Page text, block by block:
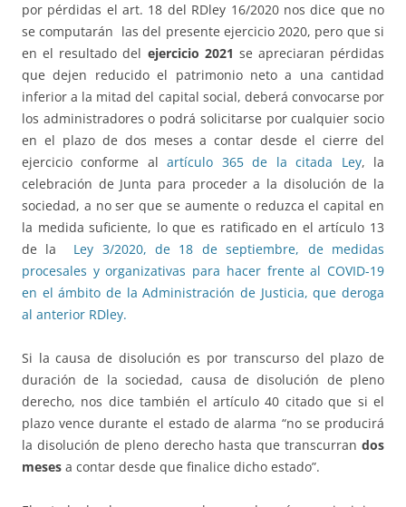
por pérdidas el art. 18 del RDley 16/2020 nos dice que no
se computarán las del presente ejercicio 2020, pero que si
en el resultado del ejercicio 2021 se apreciaran pérdidas
que dejen reducido el patrimonio neto a una cantidad
inferior a la mitad del capital social, deberá convocarse por
los administradores o podrá solicitarse por cualquier socio
en el plazo de dos meses a contar desde el cierre del
ejercicio conforme alartículo 365 de la citada Ley, la
celebración de Junta para proceder a la disolución de la
sociedad, a no ser que se aumente o reduzca el capital en
la medida suficiente, lo que es ratificado en el artículo 13
de la Ley 3/2020, de 18 de septiembre, de medidas
procesales y organizativas para hacer frente al COVID-19
en el ámbito de la Administración de Justicia, que deroga
al anterior RDley.
Si la causa de disolución es por transcurso del plazo de
duración de la sociedad, causa de disolución de pleno
derecho, nos dice también el artículo 40 citado que si el
plazo vence durante el estado de alarma “no se producirá
la disolución de pleno derecho hasta que transcurran dos
meses a contar desde que finalice dicho estado”.